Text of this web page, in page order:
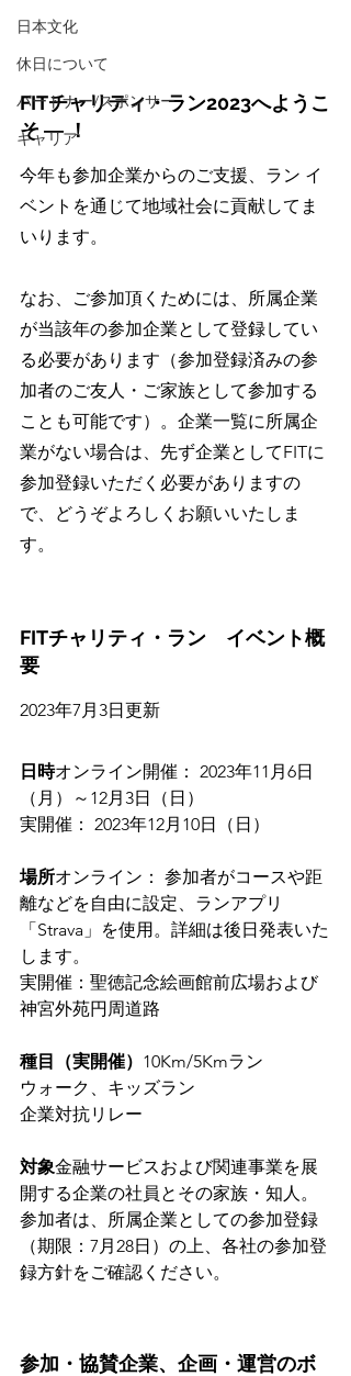
日本文化
休日について
パートナー/スポンサー
キャリア
FITチャリティ・ラン2023へようこ
そ ― ！
今年も参加企業からのご支援、ラン イ
ベントを通じて地域社会に貢献してま
いります。
なお、ご参加頂くためには、所属企業
が当該年の参加企業として登録してい
る必要があります（参加登録済みの参
加者のご友人・ご家族として参加する
ことも可能です）。企業一覧に所属企
業がない場合は、先ず企業としてFITに
参加登録いただく必要がありますの
で、どうぞよろしくお願いいたしま
す。
FITチャリティ・ラン　イベント概
要
2023年7月3日更新
日時オンライン開催： 2023年11月6日
（月）～12月3日（日）
実開催： 2023年12月10日（日）
場所オンライン： 参加者がコースや距
離などを自由に設定、ランアプリ
「Strava」を使用。詳細は後日発表いた
します。
実開催：聖徳記念絵画館前広場および
神宮外苑円周道路
種目（実開催） 10Km/5Kmラン
ウォーク、キッズラン
企業対抗リレー
対象金融サービスおよび関連事業を展
開する企業の社員とその家族・知人。
参加者は、所属企業としての参加登録
（期限：7月28日）の上、各社の参加登
録方針をご確認ください。
参加・協賛企業、企画・運営のボ